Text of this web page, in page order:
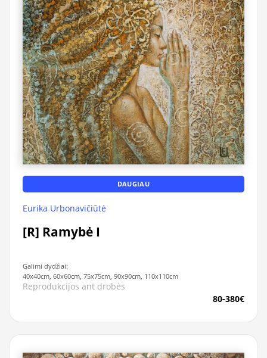
DAUGIAU
Eurika Urbonavičiūtė
[R] Ramybė I
Galimi dydžiai:
40x40cm, 60x60cm, 75x75cm, 90x90cm, 110x110cm
Reprodukcijos ant drobės
80-380€